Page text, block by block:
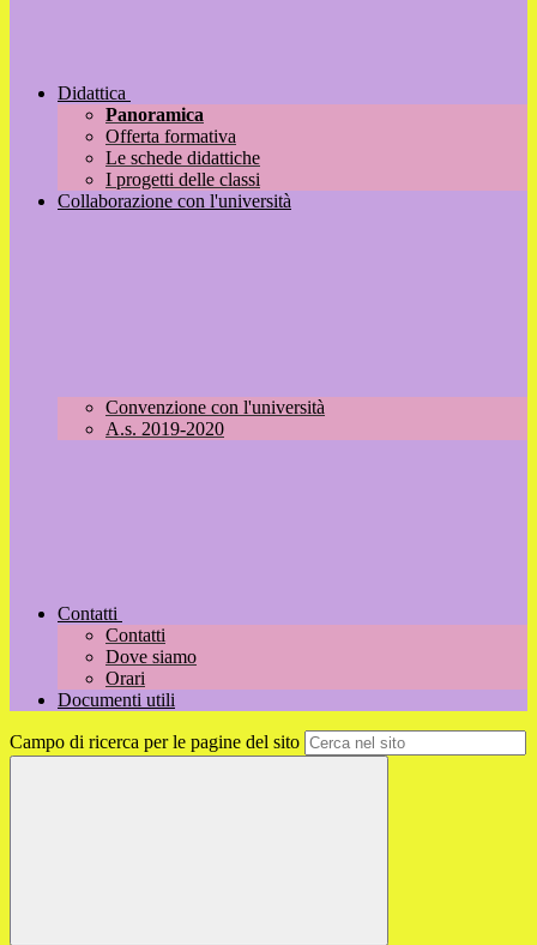
Didattica
Panoramica
Offerta formativa
Le schede didattiche
I progetti delle classi
Collaborazione con l'università
Convenzione con l'università
A.s. 2019-2020
Contatti
Contatti
Dove siamo
Orari
Documenti utili
Campo di ricerca per le pagine del sito